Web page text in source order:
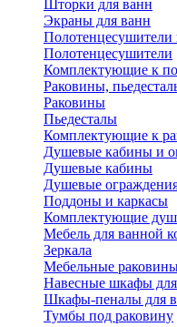
Шторки для ванн
Экраны для ванн
Полотенцесушители
Комплектующие к
Раковины,
Раковины
Пьедесталы
Комплектующие к
Душевые кабины и
Душевые кабины
Душевые
Поддоны и каркасы
Комплектующие
Мебель для ванной
Зеркала
Мебельные
Навесные шкафы
Шкафы-пеналы для
Тумбы под раковину